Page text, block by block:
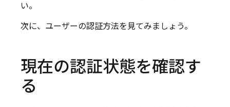
い。
次に、ユーザーの認証方法を見てみましょう。
現在の認証状態を確認す
る